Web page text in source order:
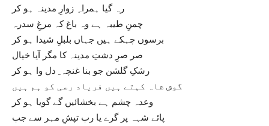
رہ گیا ہمراہِ زوارِ مدینہ ہو کر
چمنِ طیبہ ہے وہ باغ کہ مرغِ سدرہ
برسوں چہکے ہیں جہاں بلبلِ شیدا ہو کر
صر صرِ دشتِ مدینہ کا مگر آیا خیال
رشکِ گلشن جو بنا غنچہ ِ دل وا ہو کر
گوشِ شاہ کہتے ہیں فریاد رسی کو ہم ہیں
وعدہ چشم ہے بخشائیں گے گویا ہو کر
پائے شہہ پر گرے یا رب تپشِ مہر سے جب